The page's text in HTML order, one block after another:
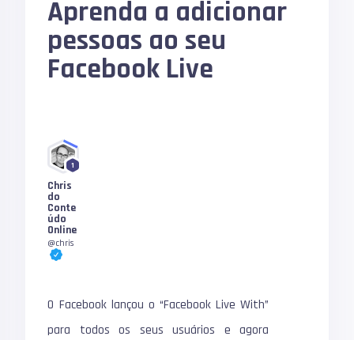
Aprenda a adicionar
pessoas ao seu
Facebook Live
1
Chris
do
Conte
údo
Online
@chris
O Facebook lançou o “Facebook Live With”
para todos os seus usuários e agora